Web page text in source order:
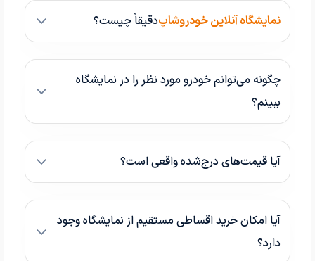
نمایشگاه آنلاین خودروشاپدقیقاً چیست؟
چگونه می‌توانم خودرو مورد نظر را در نمایشگاه
ببینم؟
آیا قیمت‌های درج‌شده واقعی است؟
آیا امکان خرید اقساطی مستقیم از نمایشگاه وجود
دارد؟